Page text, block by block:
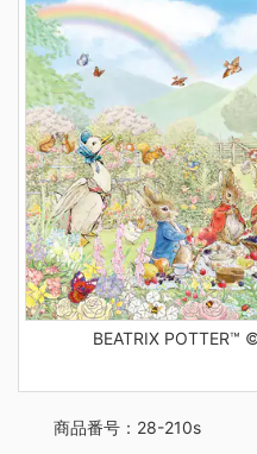
BEATRIX POTTER™
商品番号：28-210s